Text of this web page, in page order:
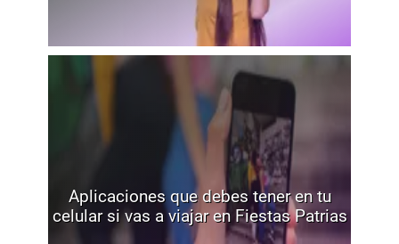
Aplicaciones que debes tener en tu
celular si vas a viajar en Fiestas Patrias